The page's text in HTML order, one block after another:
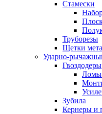
Стамески
Труборезы
Щетки
Ударно-
Гвоздодеры
Зубила
Кернеры и